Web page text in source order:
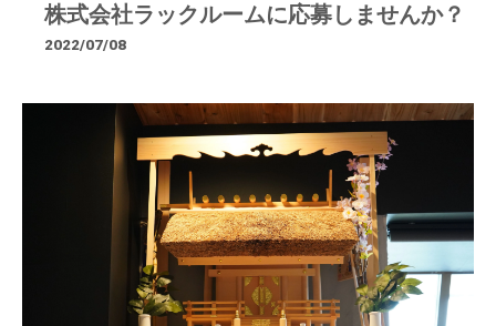
株式会社ラックルームに応募しませんか？
2022/07/08